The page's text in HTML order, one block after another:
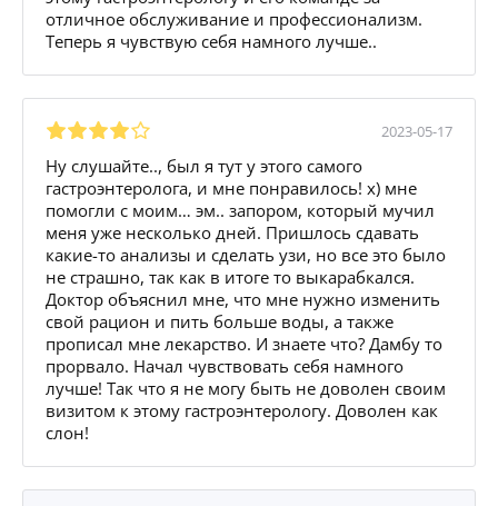
отличное обслуживание и профессионализм.
Теперь я чувствую себя намного лучше..
2023-05-17
Ну слушайте.., был я тут у этого самого
гастроэнтеролога, и мне понравилось! x) мне
помогли с моим… эм.. запором, который мучил
меня уже несколько дней. Пришлось сдавать
какие-то анализы и сделать узи, но все это было
не страшно, так как в итоге то выкарабкался.
Доктор объяснил мне, что мне нужно изменить
свой рацион и пить больше воды, а также
прописал мне лекарство. И знаете что? Дамбу то
прорвало. Начал чувствовать себя намного
лучше! Так что я не могу быть не доволен своим
визитом к этому гастроэнтерологу. Доволен как
слон!